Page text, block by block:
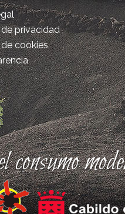
privacidad
cookies
consumo